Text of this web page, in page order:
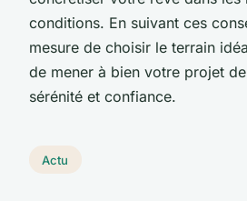
conditions. En suivant ces
mesure de choisir le terrain
de mener à bien votre projet
sérénité et confiance.
Actu